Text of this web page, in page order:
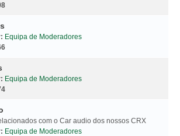
Equipa de Moderadores
Equipa de Moderadores
com o Car audio dos nossos CRX
Equipa de Moderadores